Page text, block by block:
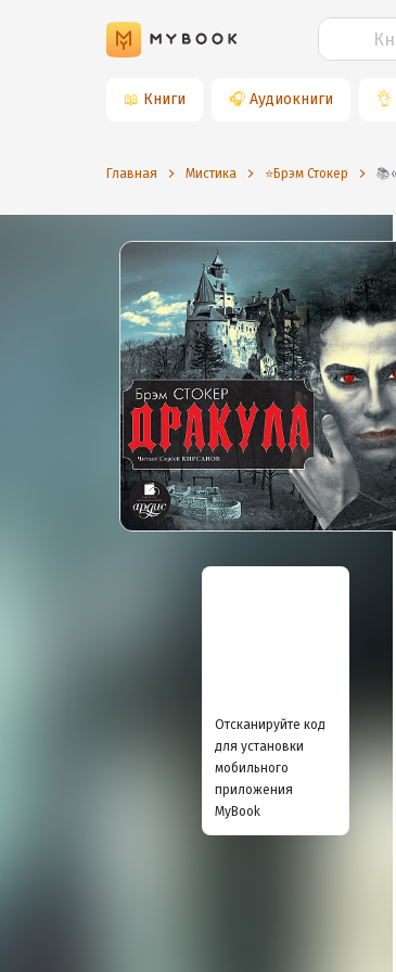
📖 Книги 🎧 Аудиокниги 👌
Главная Мистика ⭐️Брэм Стокер
Отсканируйте код
для установки
мобильного
приложения
MyBook